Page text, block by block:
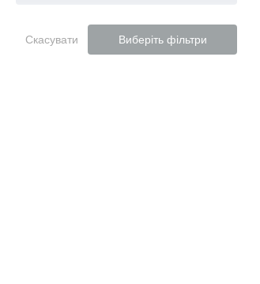
Скасувати Виберіть фільтри